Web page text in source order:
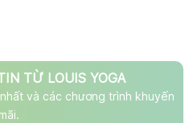
TỪ LOUIS YOGA
và các chương trình khuyến
mãi.